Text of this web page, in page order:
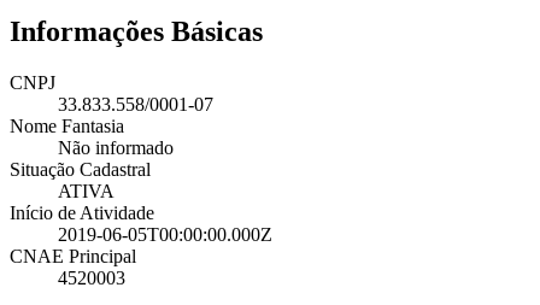
Informações Básicas
CNPJ
33.833.558/0001-07
Nome Fantasia
Não informado
Situação Cadastral
ATIVA
Início de Atividade
2019-06-05T00:00:00.000Z
CNAE Principal
4520003